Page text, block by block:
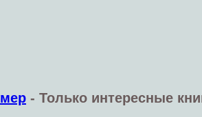
- Только интересные